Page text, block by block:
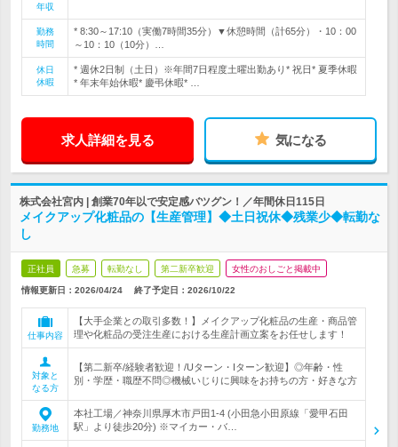
年収
勤務
時間
* 8:30～17:10（実働7時間35分）▼休憩時間（計65分）・10：00
～10：10（10分）…
休日
休暇
* 週休2日制（土日）※年間7日程度土曜出勤あり* 祝日* 夏季休暇
* 年末年始休暇* 慶弔休暇* …
求人詳細を見る 気になる
株式会社宮内 | 創業70年以で安定感バツグン！／年間休日115日
メイクアップ化粧品の【生産管理】◆土日祝休◆残業少◆転勤な
し
正社員 急募 転勤なし 第二新卒歓迎 女性のおしごと掲載中
情報更新日：2026/04/24 終了予定日： 2026/10/22
仕事内容
【大手企業との取引多数！】メイクアップ化粧品の生産・商品管
理や化粧品の受注生産における生産計画立案をお任せします！
対象と
なる方
【第二新卒/経験者歓迎！/Uターン・Iターン歓迎】◎年齢・性
別・学歴・職歴不問◎機械いじりに興味をお持ちの方・好きな方
勤務地
本社工場／神奈川県厚木市戸田1-4 (小田急小田原線「愛甲石田
駅」より徒歩20分) ※マイカー・バ…